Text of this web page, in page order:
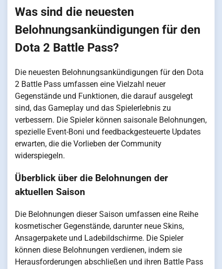
Was sind die neuesten
Belohnungsankündigungen für den
Dota 2 Battle Pass?
Die neuesten Belohnungsankündigungen für den Dota
2 Battle Pass umfassen eine Vielzahl neuer
Gegenstände und Funktionen, die darauf ausgelegt
sind, das Gameplay und das Spielerlebnis zu
verbessern. Die Spieler können saisonale Belohnungen,
spezielle Event-Boni und feedbackgesteuerte Updates
erwarten, die die Vorlieben der Community
widerspiegeln.
Überblick über die Belohnungen der
aktuellen Saison
Die Belohnungen dieser Saison umfassen eine Reihe
kosmetischer Gegenstände, darunter neue Skins,
Ansagerpakete und Ladebildschirme. Die Spieler
können diese Belohnungen verdienen, indem sie
Herausforderungen abschließen und ihren Battle Pass